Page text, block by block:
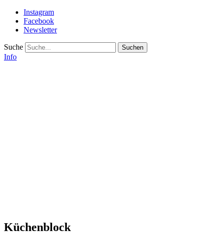
Instagram
Facebook
Newsletter
Suche
Info
Küchenblock